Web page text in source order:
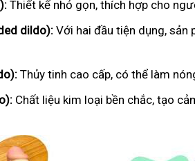
Thiết kế nhỏ gọn, thích hợp cho
dildo): Với hai đầu tiện dụng, sản
Thủy tinh cao cấp, có thể làm
Chất liệu kim loại bền chắc, tạo